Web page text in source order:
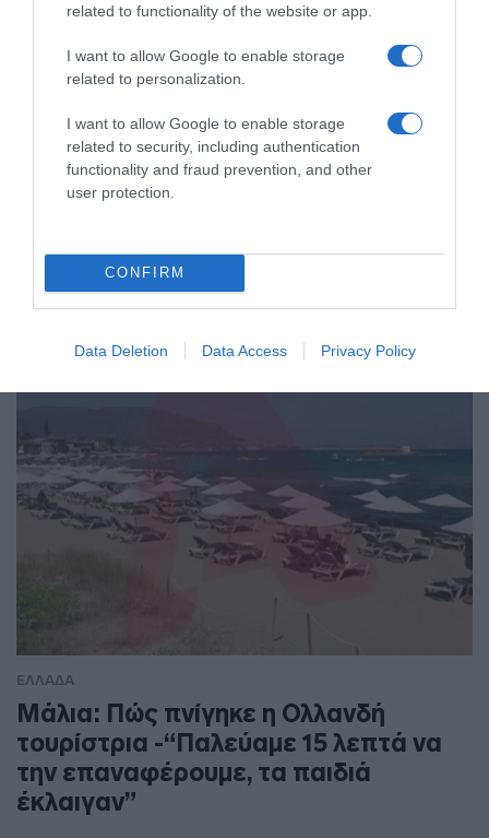
related to functionality of the website or app.
I want to allow Google to enable storage
related to personalization.
I want to allow Google to enable storage
related to security, including authentication
functionality and fraud prevention, and other
user protection.
CONFIRM
Data Deletion Data Access Privacy Policy
Προφυλακίστηκαν ο δήμαρχος
Στυλίδας και δύο ακόμη για την
Αττικοβοιωτία
ΕΛΛΑΔΑ
Μάλια: Πώς πνίγηκε η Ολλανδή
τουρίστρια -“Παλεύαμε 15 λεπτά να
την επαναφέρουμε, τα παιδιά
έκλαιγαν”